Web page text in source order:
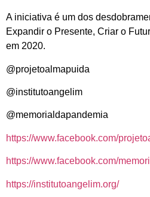
A iniciativa é um dos
Expandir o Presente, Criar o
em 2020.
@projetoalmapuida
@institutoangelim
@memorialdapandemia
https://www.facebook.com/
https://www.facebook.com/
https://institutoangelim.org/